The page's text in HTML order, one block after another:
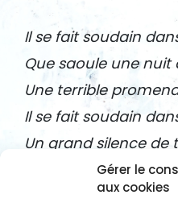
Gérer le
aux cookies
Il se fait soudain
Que saoule une nuit
Une terrible
Il se fait soudain
Un grand silence de
Le Vaste monde–